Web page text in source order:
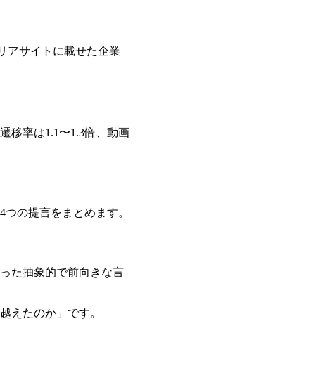
アサイトに載せた企業
移率は1.1〜1.3倍、動画
の提言をまとめます。
た抽象的で前向きな言
えたのか」です。